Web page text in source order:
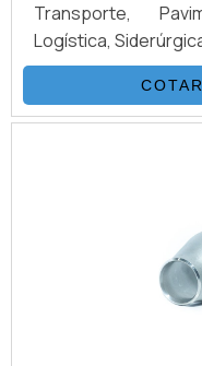
Transporte,
Logística,